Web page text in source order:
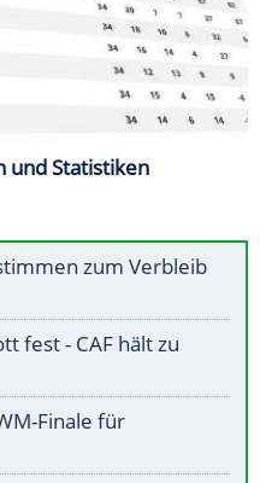
und Statistiken
zum Verbleib
fest - CAF hält zu
Finale für